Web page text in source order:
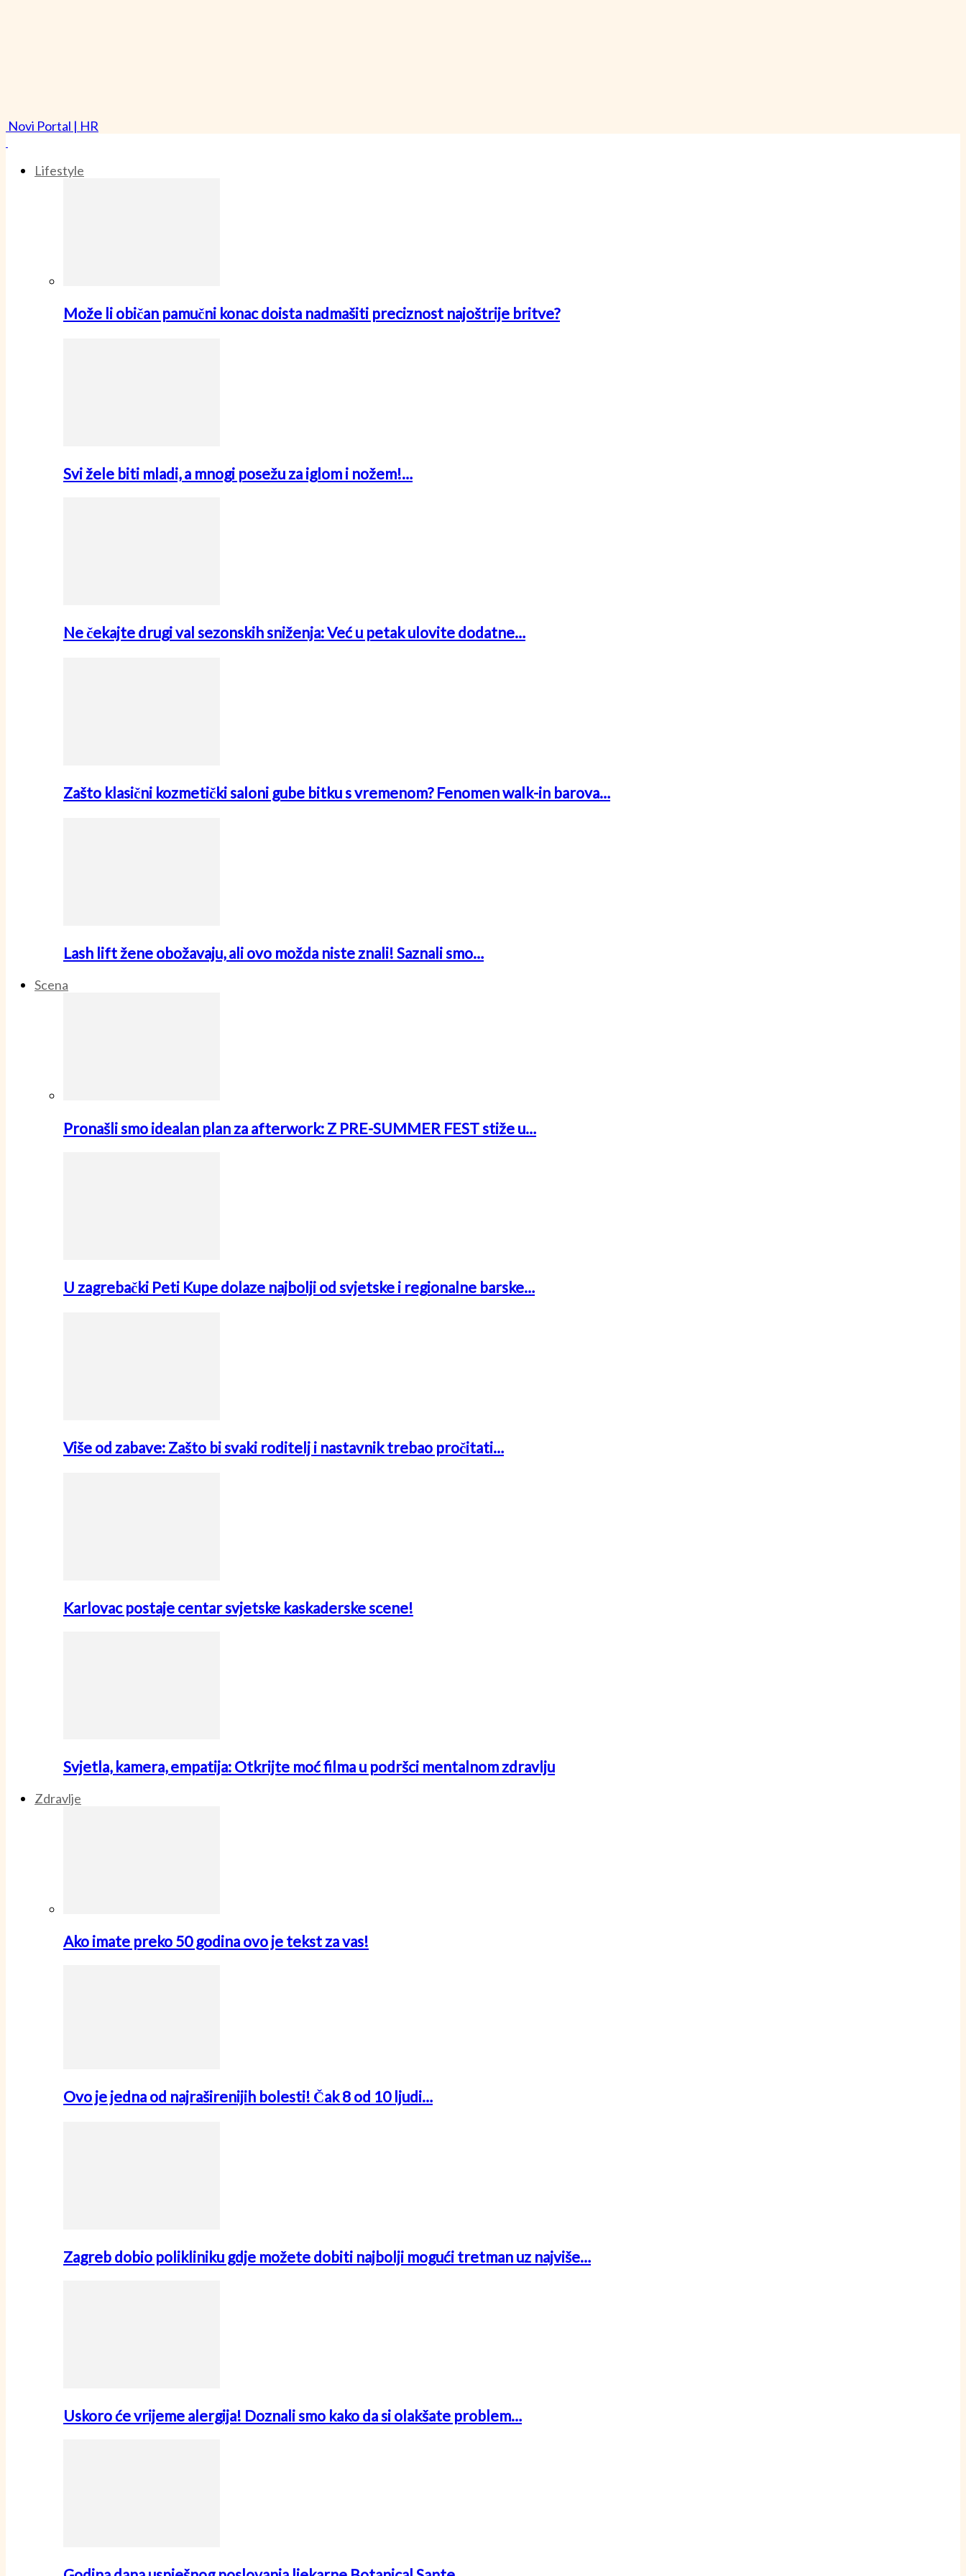
Novi Portal | HR
Lifestyle
Može li običan pamučni konac doista nadmašiti preciznost najoštrije britve?
Svi žele biti mladi, a mnogi posežu za iglom i nožem!…
Ne čekajte drugi val sezonskih sniženja: Već u petak ulovite dodatne…
Zašto klasični kozmetički saloni gube bitku s vremenom? Fenomen walk-in barova…
Lash lift žene obožavaju, ali ovo možda niste znali! Saznali smo…
Scena
Pronašli smo idealan plan za afterwork: Z PRE-SUMMER FEST stiže u…
U zagrebački Peti Kupe dolaze najbolji od svjetske i regionalne barske…
Više od zabave: Zašto bi svaki roditelj i nastavnik trebao pročitati…
Karlovac postaje centar svjetske kaskaderske scene!
Svjetla, kamera, empatija: Otkrijte moć filma u podršci mentalnom zdravlju
Zdravlje
Ako imate preko 50 godina ovo je tekst za vas!
Ovo je jedna od najraširenijih bolesti! Čak 8 od 10 ljudi…
Zagreb dobio polikliniku gdje možete dobiti najbolji mogući tretman uz najviše…
Uskoro će vrijeme alergija! Doznali smo kako da si olakšate problem…